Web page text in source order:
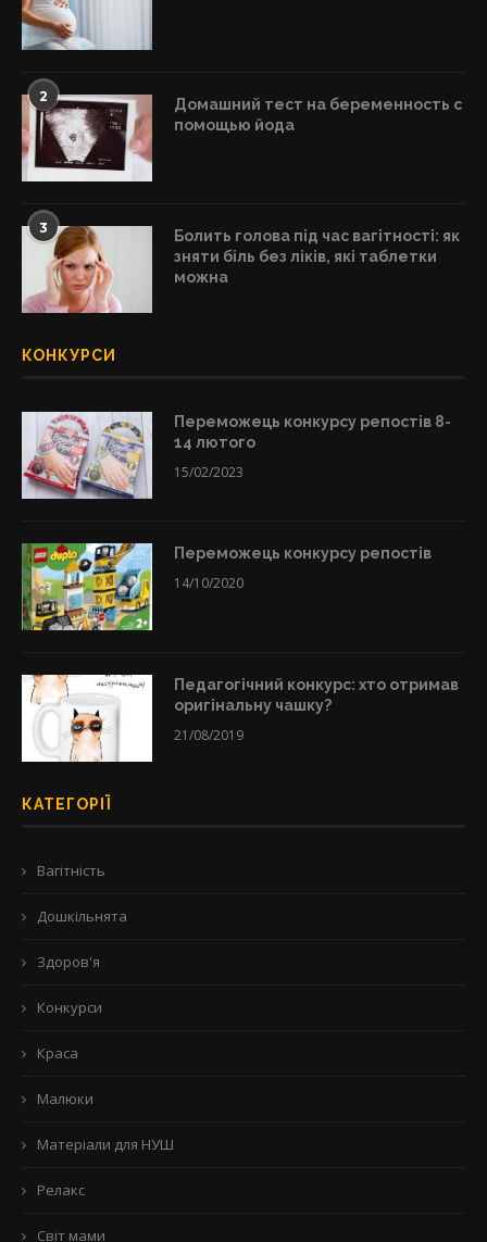
2
Домашний тест на беременность с
помощью йода
3
Болить голова під час вагітності: як
зняти біль без ліків, які таблетки
можна
КОНКУРСИ
Переможець конкурсу репостів 8-
14 лютого
15/02/2023
Переможець конкурсу репостів
14/10/2020
Педагогічний конкурс: хто отримав
оригінальну чашку?
21/08/2019
КАТЕГОРІЇ
Вагітність
Дошкільнята
Здоров'я
Конкурси
Краса
Малюки
Матеріали для НУШ
Релакс
Світ мами